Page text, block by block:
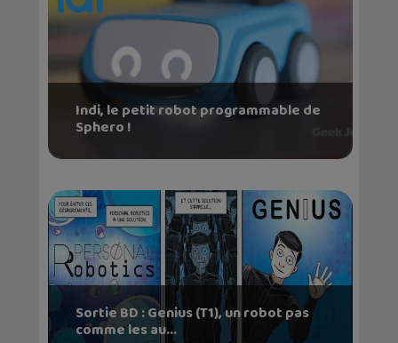
Indi, le petit robot programmable de
Sphero !
Sortie BD : Genius (T1), un robot pas
comme les au...